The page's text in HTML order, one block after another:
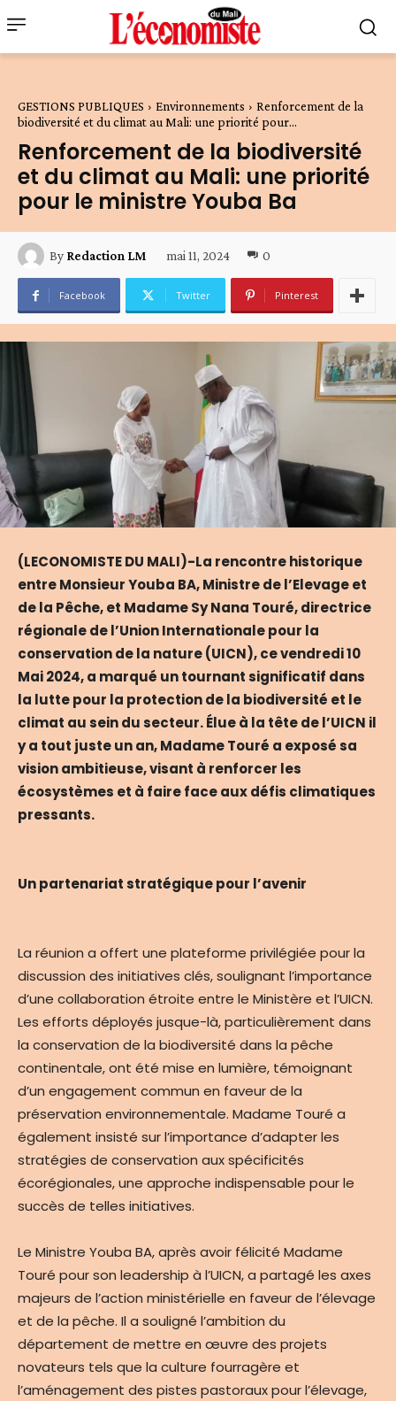
GESTIONS PUBLIQUES Environnements
Renforcement de la
biodiversité et du climat au Mali: une priorité pour...
Renforcement de la biodiversité
et du climat au Mali: une priorité
pour le ministre Youba Ba
By Redaction LM mai 11, 2024 0
Facebook Twitter Pinterest
(LECONOMISTE DU MALI)-La rencontre historique
entre Monsieur Youba BA, Ministre de l’Elevage et
de la Pêche, et Madame Sy Nana Touré, directrice
régionale de l’Union Internationale pour la
conservation de la nature (UICN), ce vendredi 10
Mai 2024, a marqué un tournant significatif dans
la lutte pour la protection de la biodiversité et le
climat au sein du secteur. Élue à la tête de l’UICN il
y a tout juste un an, Madame Touré a exposé sa
vision ambitieuse, visant à renforcer les
écosystèmes et à faire face aux défis climatiques
pressants.
Un partenariat stratégique pour l’avenir
La réunion a offert une plateforme privilégiée pour la
discussion des initiatives clés, soulignant l’importance
d’une collaboration étroite entre le Ministère et l’UICN.
Les efforts déployés jusque-là, particulièrement dans
la conservation de la biodiversité dans la pêche
continentale, ont été mise en lumière, témoignant
d’un engagement commun en faveur de la
préservation environnementale. Madame Touré a
également insisté sur l’importance d’adapter les
stratégies de conservation aux spécificités
écorégionales, une approche indispensable pour le
succès de telles initiatives.
Le Ministre Youba BA, après avoir félicité Madame
Touré pour son leadership à l’UICN, a partagé les axes
majeurs de l’action ministérielle en faveur de l’élevage
et de la pêche. Il a souligné l’ambition du
département de mettre en œuvre des projets
novateurs tels que la culture fourragère et
l’aménagement des pistes pastoraux pour l’élevage,